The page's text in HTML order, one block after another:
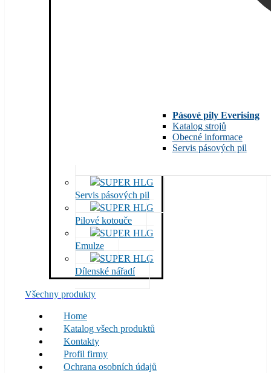
Pásové pily Everising
Katalog strojů
Obecné informace
Servis pásových pil
Servis pásových pil
Pilové kotouče
Emulze
Dílenské nářadí
Všechny produkty
Home
Katalog všech produktů
Kontakty
Profil firmy
Ochrana osobních údajů